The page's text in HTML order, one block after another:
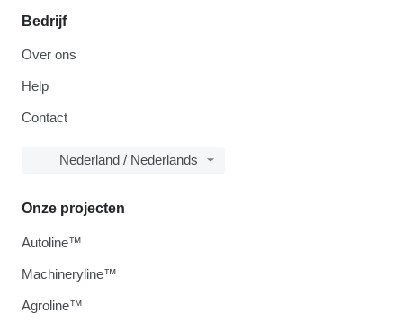
Bedrijf
Over ons
Help
Contact
Nederland / Nederlands
Onze projecten
Autoline™
Machineryline™
Agroline™